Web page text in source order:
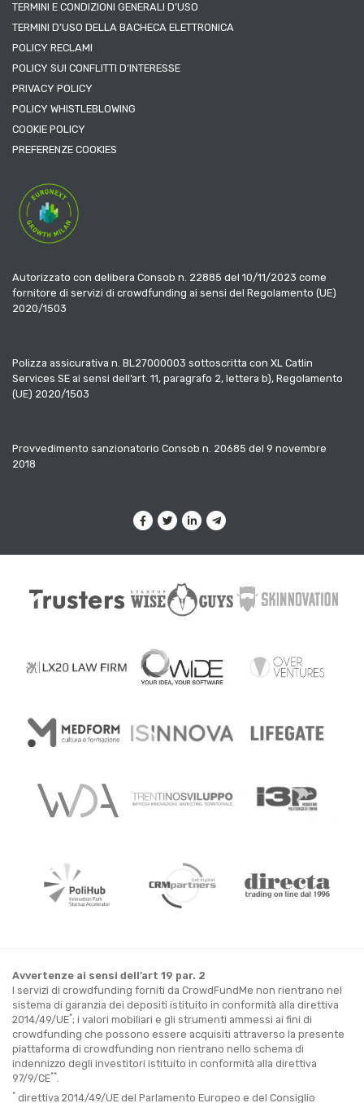
TERMINI E CONDIZIONI GENERALI D’USO
TERMINI D’USO DELLA BACHECA ELETTRONICA
POLICY RECLAMI
POLICY SUI CONFLITTI D’INTERESSE
PRIVACY POLICY
POLICY WHISTLEBLOWING
COOKIE POLICY
PREFERENZE COOKIES
Autorizzato con delibera Consob n. 22885 del 10/11/2023 come
fornitore di servizi di crowdfunding ai sensi del Regolamento (UE)
2020/1503
Polizza assicurativa n. BL27000003 sottoscritta con XL Catlin
Services SE ai sensi dell’art. 11, paragrafo 2, lettera b), Regolamento
(UE) 2020/1503
Provvedimento sanzionatorio Consob n. 20685 del 9 novembre
2018
Avvertenze ai sensi dell’art 19 par. 2
I servizi di crowdfunding forniti da CrowdFundMe non rientrano nel
sistema di garanzia dei depositi istituito in conformità alla direttiva
2014/49/UE*; i valori mobiliari e gli strumenti ammessi ai fini di
crowdfunding che possono essere acquisiti attraverso la presente
piattaforma di crowdfunding non rientrano nello schema di
indennizzo degli investitori istituito in conformità alla direttiva
97/9/CE**
* direttiva 2014/49/UE del Parlamento Europeo e del Consiglio